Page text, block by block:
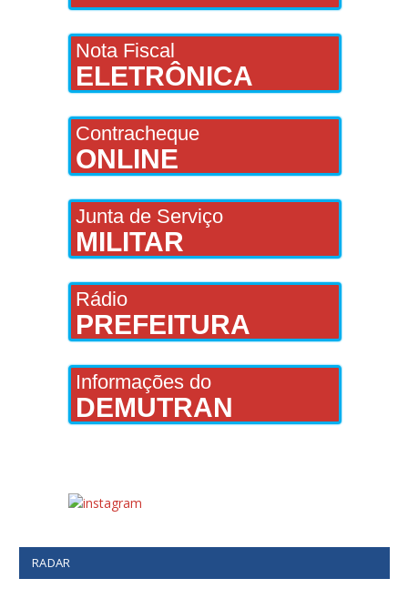
Nota Fiscal
ELETRÔNICA
Contracheque
ONLINE
Junta de Serviço
MILITAR
Rádio
PREFEITURA
Informações do
DEMUTRAN
RADAR